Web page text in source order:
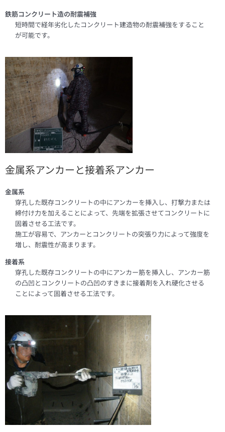
鉄筋コンクリート造の耐震補強
短時間で経年劣化したコンクリート建造物の耐震補強をすること
が可能です。
金属系アンカーと接着系アンカー
金属系
穿孔した既存コンクリートの中にアンカーを挿入し、打撃力または
締付け力を加えることによって、先端を拡張させてコンクリートに
固着させる工法です。
施工が容易で、アンカーとコンクリートの突張り力によって強度を
増し、耐震性が高まります。
接着系
穿孔した既存コンクリートの中にアンカー筋を挿入し、アンカー筋
の凸凹とコンクリートの凸凹のすきまに接着剤を入れ硬化させる
ことによって固着させる工法です。